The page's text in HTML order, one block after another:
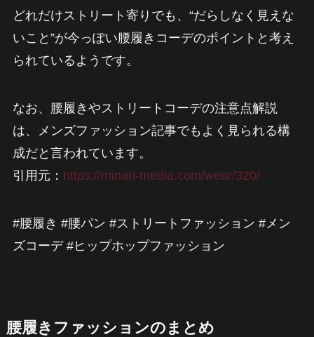
どれだけストリート寄りでも、“だらしなく見えな
いこと”が今っぽい腰履きコーデのポイントと考え
られているようです。
なお、腰履きやストリートコーデの注意点解説
は、メンズファッション記事でもよく見られる構
成だと言われています。
引用元： https://minari-media.com/wear/320/
#腰履き #腰パン #ストリートファッション #メン
ズコーデ #ヒップホップファッション
腰履きファッションのまとめ